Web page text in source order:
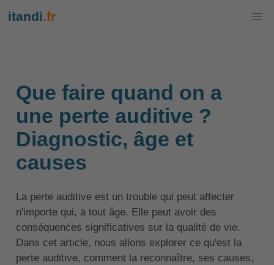
itandi.fr
Que faire quand on a
une perte auditive ?
Diagnostic, âge et
causes
La perte auditive est un trouble qui peut affecter
n'importe qui, à tout âge. Elle peut avoir des
conséquences significatives sur la qualité de vie.
Dans cet article, nous allons explorer ce qu'est la
perte auditive, comment la reconnaître, ses causes,